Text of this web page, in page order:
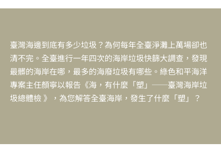
臺灣海邊到底有多少垃圾？為何每年全臺淨灘上萬場卻也
清不完。全臺進行一年四次的海岸垃圾快篩大調查，發現
最髒的海岸在哪，最多的海廢垃圾有哪些。綠色和平海洋
專案主任顏寧以報告《海，有什麼「塑」──臺灣海岸垃
圾總體檢 》，為您解答全臺海岸，發生了什麼「塑」？